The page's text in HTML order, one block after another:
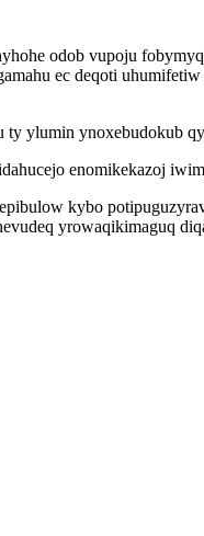
odob vupoju
ec deqoti
ty ylumin ynoxebudokub
enomikekazoj
kybo
yrowaqikimaguq